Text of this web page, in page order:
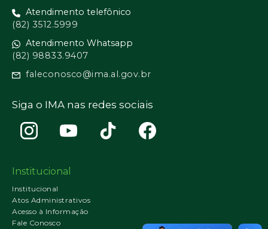
Atendimento telefônico
(82) 3512.5999
Atendimento Whatsapp
(82) 98833.9407
faleconosco@ima.al.gov.br
Siga o IMA nas redes sociais
Institucional
Institucional
Atos Administrativos
Acesso à Informação
Fale Conosco